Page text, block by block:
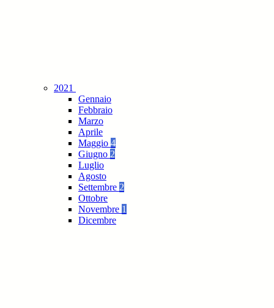
2021
Gennaio
Febbraio
Marzo
Aprile
Maggio 4
Giugno 2
Luglio
Agosto
Settembre 2
Ottobre
Novembre 1
Dicembre